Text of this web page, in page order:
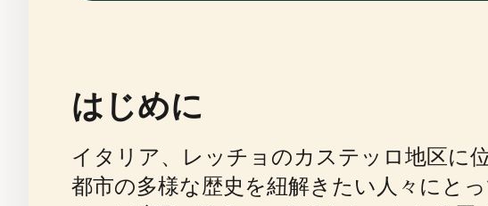
はじめに
イタリア、レッチョのカステッロ地区に
都市の多様な歴史を紐解きたい人々にと